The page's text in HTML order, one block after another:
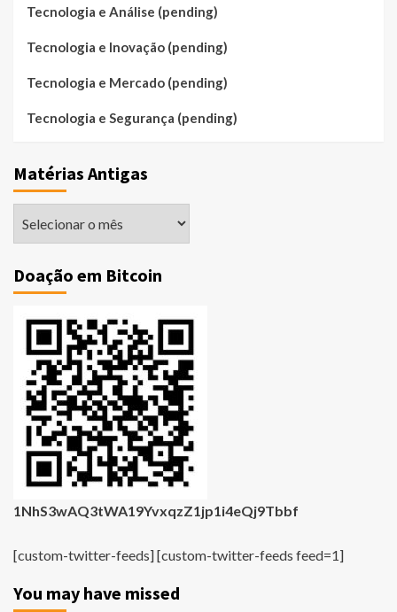
Tecnologia e Análise (pending)
Tecnologia e Inovação (pending)
Tecnologia e Mercado (pending)
Tecnologia e Segurança (pending)
Matérias Antigas
Doação em Bitcoin
1NhS3wAQ3tWA19YvxqzZ1jp1i4eQj9Tbbf
[custom-twitter-feeds] [custom-twitter-feeds feed=1]
You may have missed